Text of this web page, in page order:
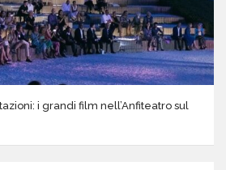
i grandi film nell’Anfiteatro sul